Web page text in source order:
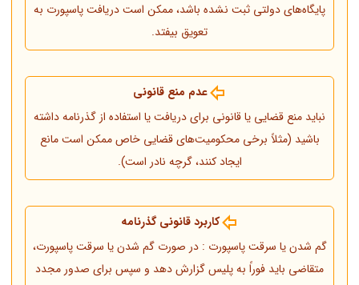
پایگاه‌های دولتی ثبت نشده باشد، ممکن است دریافت پاسپورت به
تعویق بیفتد.
عدم منع قانونی
نباید منع قضایی یا قانونی برای دریافت یا استفاده از گذرنامه داشته
باشید (مثلاً برخی محکومیت‌های قضایی خاص ممکن است مانع
ایجاد کنند، گرچه نادر است).
کاربرد قانونی گذرنامه
گم شدن یا سرقت پاسپورت : در صورت گم شدن یا سرقت پاسپورت،
متقاضی باید فوراً به پلیس گزارش دهد و سپس برای صدور مجدد